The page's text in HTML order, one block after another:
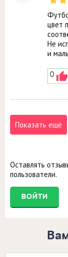
цвет
Не
и
0
Показать ещё
Оставлять
пользователи.
ВОЙТИ